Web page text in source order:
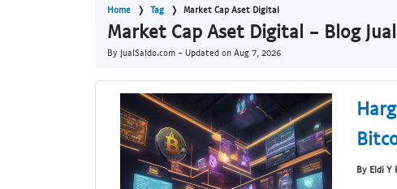
Home Tag Market Cap Aset Digital
Market Cap Aset Digital - Blog
By JualSaldo.com - Updated on Aug 7, 2026
By Eldi Y